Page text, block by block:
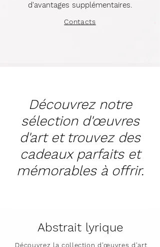
d'avantages supplémentaires.​
Contacts
Découvrez notre
sélection d'œuvres
d'art et trouvez des
cadeaux parfaits et
mémorables à offrir.
Abstrait lyrique
Découvrez la collection d'œuvres d'art